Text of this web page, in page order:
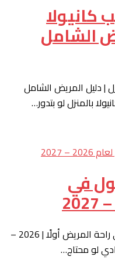
الشامل
| دليل المريض الشامل
في
💉 ممرضة لتركيب محلول في المعادي راحة المريض أولًا | 2026 –